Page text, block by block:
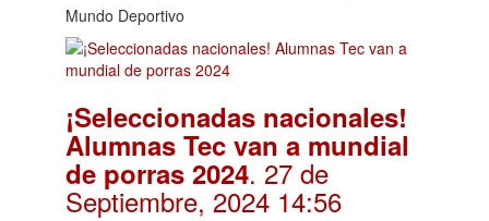
Mundo Deportivo
¡Seleccionadas nacionales!
Alumnas Tec van a mundial
de porras 2024. 27 de
Septiembre, 2024 14:56